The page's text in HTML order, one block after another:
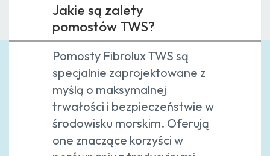
Jakie są zalety
pomostów TWS?
Pomosty Fibrolux TWS są
specjalnie zaprojektowane z
myślą o maksymalnej
trwałości i bezpieczeństwie w
środowisku morskim. Oferują
one znaczące korzyści w